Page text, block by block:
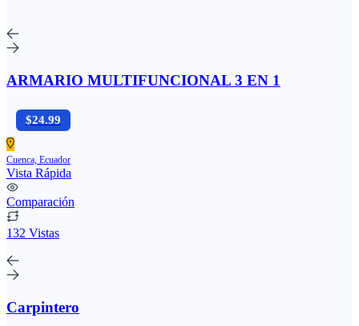
ARMARIO MULTIFUNCIONAL 3 EN 1
$24.99
Cuenca, Ecuador
Vista Rápida
Comparación
132 Vistas
Carpintero